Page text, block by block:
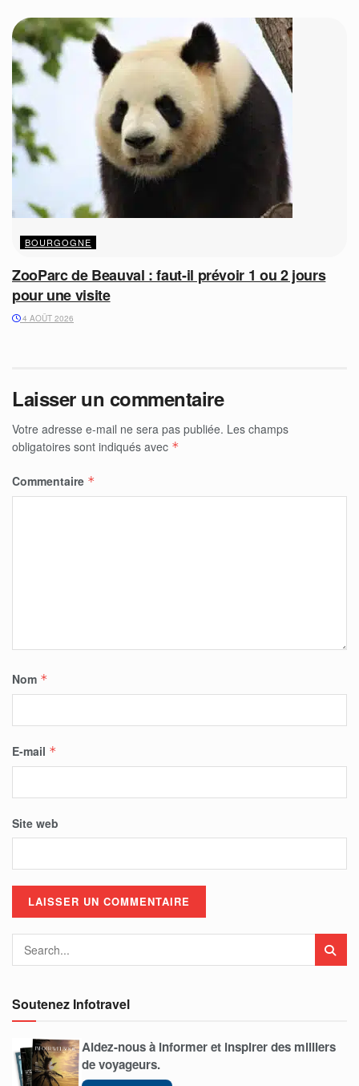
BOURGOGNE
ZooParc de Beauval : faut-il prévoir 1 ou 2 jours
pour une visite
4 AOÛT 2026
Laisser un commentaire
Votre adresse e-mail ne sera pas publiée. Les champs
obligatoires sont indiqués avec *
Commentaire *
Nom *
E-mail *
Site web
Soutenez Infotravel
Aidez-nous à informer et inspirer des milliers
de voyageurs.